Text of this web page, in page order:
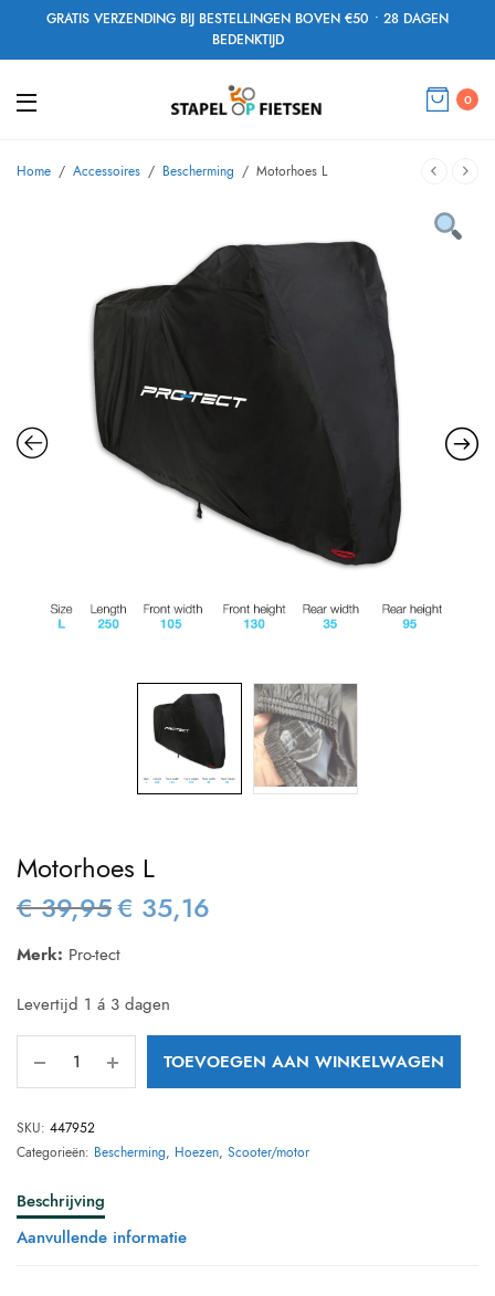
GRATIS VERZENDING BIJ BESTELLINGEN BOVEN €50 • 28 DAGEN
BEDENKTIJD
0
Home / Accessoires / Bescherming / Motorhoes L
Motorhoes L
€39,95 Oorspronkelijke
€ 39,95.
€ 35,16
Merk: Pro-tect
Levertijd 1 á 3 dagen
TOEVOEGEN AAN WINKELWAGEN
SKU: 447952
Categorieën: Bescherming, Hoezen, Scooter/motor
Beschrijving
Aanvullende informatie